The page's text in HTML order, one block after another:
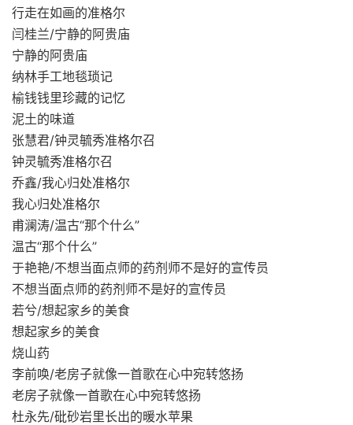
行走在如画的准格尔
闫桂兰/宁静的阿贵庙
宁静的阿贵庙
纳林手工地毯琐记
榆钱钱里珍藏的记忆
泥土的味道
张慧君/钟灵毓秀准格尔召
钟灵毓秀准格尔召
乔鑫/我心归处准格尔
我心归处准格尔
甫澜涛/温古“那个什么”
温古“那个什么”
于艳艳/不想当面点师的药剂师不是好的宣传员
不想当面点师的药剂师不是好的宣传员
若兮/想起家乡的美食
想起家乡的美食
烧山药
李前唤/老房子就像一首歌在心中宛转悠扬
老房子就像一首歌在心中宛转悠扬
杜永先/砒砂岩里长出的暖水苹果